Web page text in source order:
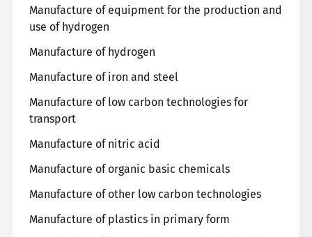
Manufacture of equipment for the production and
use of hydrogen
Manufacture of hydrogen
Manufacture of iron and steel
Manufacture of low carbon technologies for
transport
Manufacture of nitric acid
Manufacture of organic basic chemicals
Manufacture of other low carbon technologies
Manufacture of plastics in primary form